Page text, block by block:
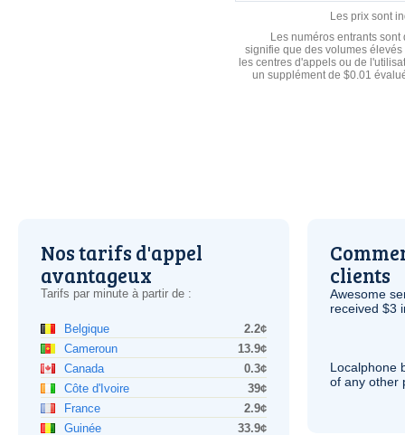
Les prix sont
Les numéros entrants
signifie que des volumes
les centres d'appels ou de
un supplément de $0.01
Nos tarifs d'appel
avantageux
Tarifs par minute à partir de :
Belgique
2.2¢
Cameroun
13.9¢
Canada
0.3¢
Côte d'Ivoire
39¢
France
2.9¢
Guinée
33.9¢
clients
Awesome
received $3
Localphone
of any other